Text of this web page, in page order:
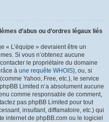
d’abus ou d’ordres légaux liés
« L’équipe » devraient être un
Si vous n’obtenez aucune
le propriétaire du domaine
à une requête WHOIS), ou, si
Yahoo, Free, etc.), le service
Limited n’a absolument aucune
comme responsable de comment,
pas phpBB Limited pour tout
insultant, diffamatoire, etc.) qui
internet de phpBB.com ou le logiciel